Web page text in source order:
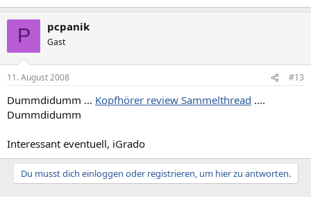
P pcpanik
Gast
11. August 2008 #13
Dummdidumm ... Kopfhörer review Sammelthread ....
Dummdidumm
Interessant eventuell, iGrado
Du musst dich einloggen oder registrieren, um hier zu antworten.